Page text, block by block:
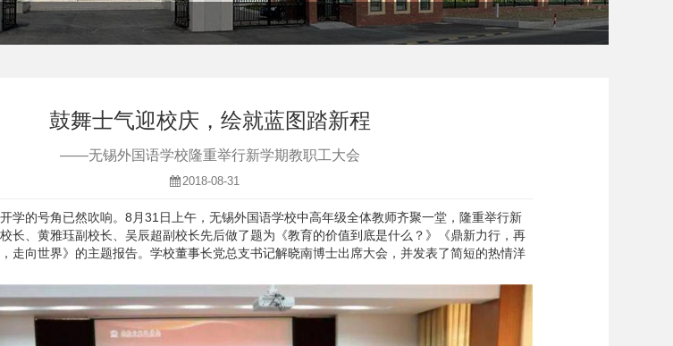
鼓舞士气迎校庆，绘就蓝图踏新程
——无锡外国语学校隆重举行新学期教职工大会
2018-08-31
学的号角已然吹响。8月31日上午，无锡外国语学校中高年级全体教师齐聚一堂，隆重举行新
长、黄雅珏副校长、吴辰超副校长先后做了题为《教育的价值到底是什么？》《鼎新力行，再
走向世界》的主题报告。学校董事长党总支书记解晓南博士出席大会，并发表了简短的热情洋